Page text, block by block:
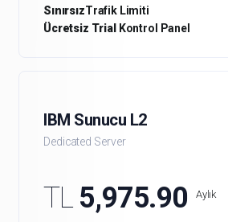
SınırsızTrafik Limiti
Ücretsiz Trial
Kontrol Panel
IBM Sunucu L2
Dedicated Server
TL5,975.90 Aylık